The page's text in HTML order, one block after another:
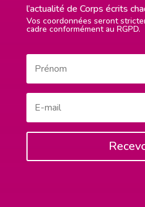
l’actualité de Corps écrits
Vos coordonnées seront
cadre conformément au RGPD.